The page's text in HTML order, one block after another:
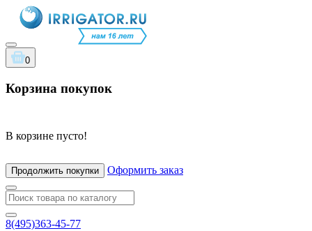
0
Корзина покупок
В корзине пусто!
Продолжить покупки Оформить заказ
8(495)363-45-77